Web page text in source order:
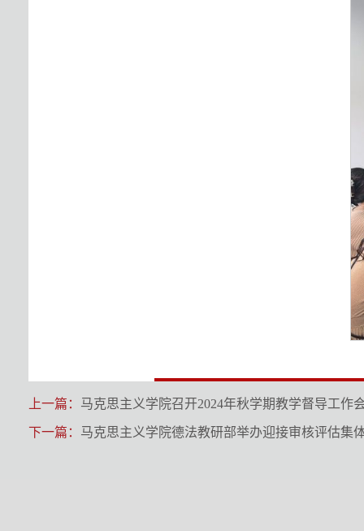
上一篇： 马克思主义学院召开2024年秋学期教学督导工作
下一篇： 马克思主义学院德法教研部举办迎接审核评估集